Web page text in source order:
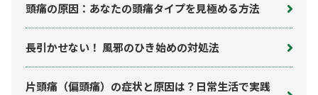
頭痛の原因：あなたの頭痛タイプを見極める方法
長引かせない！ 風邪のひき始めの対処法
片頭痛（偏頭痛）の症状と原因は？日常生活で実践